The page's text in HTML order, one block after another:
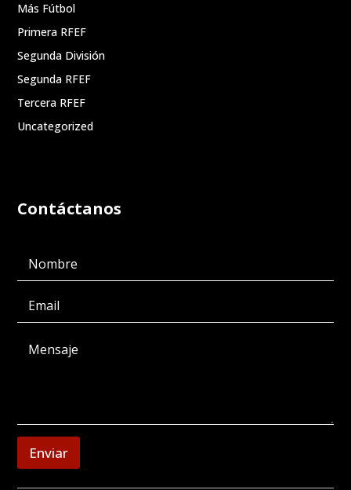
Más Fútbol
Primera RFEF
Segunda División
Segunda RFEF
Tercera RFEF
Uncategorized
Contáctanos
Enviar